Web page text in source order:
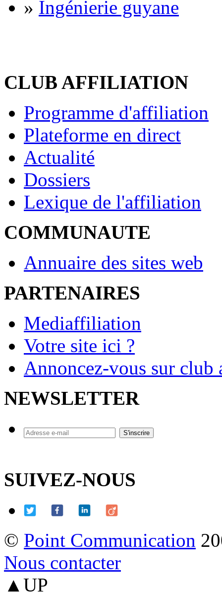
» Ingénierie guyane
CLUB AFFILIATION
Programme d'affiliation
Plateforme en direct
Actualité
Dossiers
Lexique de l'affiliation
COMMUNAUTE
Annuaire des sites web
PARTENAIRES
Mediaffiliation
Votre site ici ?
Annoncez-vous sur
NEWSLETTER
SUIVEZ-NOUS
© Point Communication
Nous contacter
▲UP